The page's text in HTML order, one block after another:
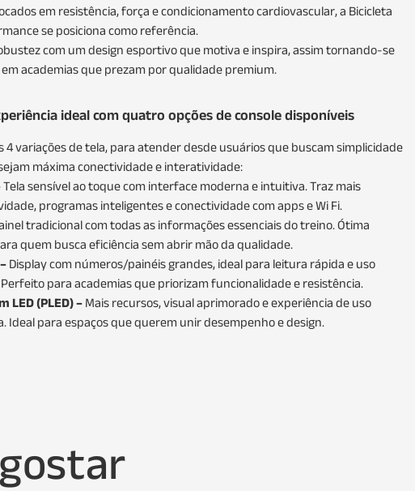
em resistência, força e condicionamento cardiovascular, a Bicicleta
se posiciona como referência.
com um design esportivo que motiva e inspira, assim tornando-se
academias que prezam por qualidade premium.
ideal com quatro opções de console disponíveis
4 variações de tela, para atender desde usuários que buscam simplicidade
máxima conectividade e interatividade:
Tela sensível ao toque com interface moderna e intuitiva. Traz mais
programas inteligentes e conectividade com apps e Wi Fi.
tradicional com todas as informações essenciais do treino. Ótima
quem busca eficiência sem abrir mão da qualidade.
Display com números/painéis grandes, ideal para leitura rápida e uso
para academias que priorizam funcionalidade e resistência.
LED (PLED) –Mais recursos, visual aprimorado e experiência de uso
Ideal para espaços que querem unir desempenho e design.